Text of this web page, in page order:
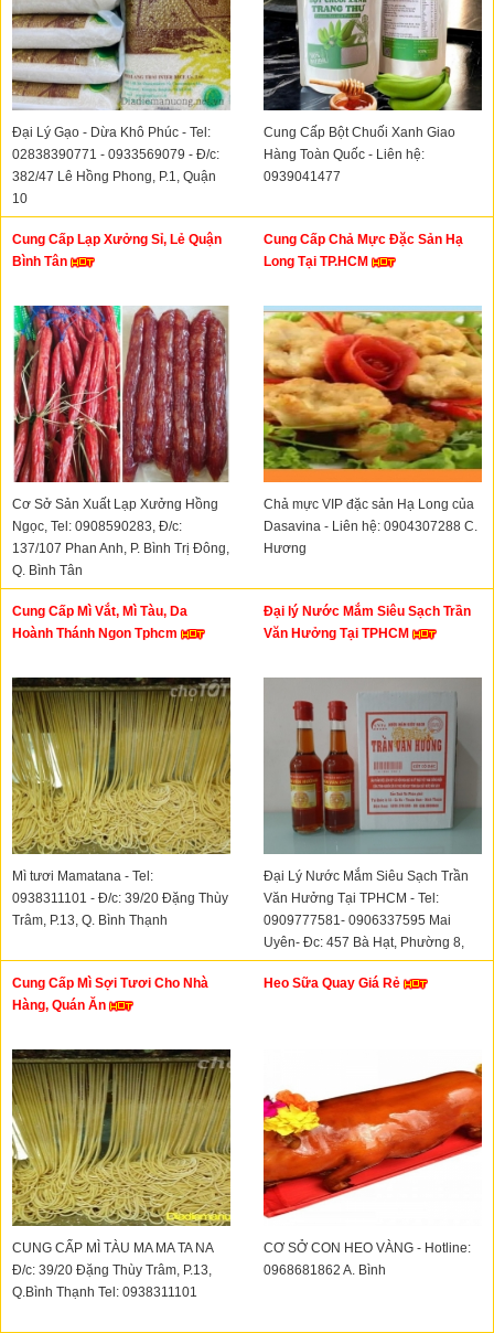
Đại Lý Gạo - Dừa Khô Phúc - Tel:
02838390771 - 0933569079 - Đ/c:
382/47 Lê Hồng Phong, P.1, Quận
10
Cung Cấp Bột Chuối Xanh Giao
Hàng Toàn Quốc - Liên hệ:
0939041477
Cung Cấp Lạp Xưởng Sỉ, Lẻ Quận
Bình Tân
Cơ Sở Sản Xuất Lạp Xưởng Hồng
Ngọc, Tel: 0908590283, Đ/c:
137/107 Phan Anh, P. Bình Trị Đông,
Q. Bình Tân
Cung Cấp Chả Mực Đặc Sản Hạ
Long Tại TP.HCM
Chả mực VIP đặc sản Hạ Long của
Dasavina - Liên hệ: 0904307288 C.
Hương
Cung Cấp Mì Vắt, Mì Tàu, Da
Hoành Thánh Ngon Tphcm
Mì tươi Mamatana - Tel:
0938311101 - Đ/c: 39/20 Đặng Thùy
Trâm, P.13, Q. Bình Thạnh
Đại lý Nước Mắm Siêu Sạch Trần
Văn Hưởng Tại TPHCM
Đại Lý Nước Mắm Siêu Sạch Trần
Văn Hưởng Tại TPHCM - Tel:
0909777581- 0906337595 Mai
Uyên- Đc: 457 Bà Hạt, Phường 8,
Quận 10
Cung Cấp Mì Sợi Tươi Cho Nhà
Hàng, Quán Ăn
CUNG CẤP MÌ TÀU MA MA TA NA
Đ/c: 39/20 Đặng Thùy Trâm, P.13,
Q.Bình Thạnh Tel: 0938311101
Heo Sữa Quay Giá Rẻ
CƠ SỞ CON HEO VÀNG - Hotline:
0968681862 A. Bình